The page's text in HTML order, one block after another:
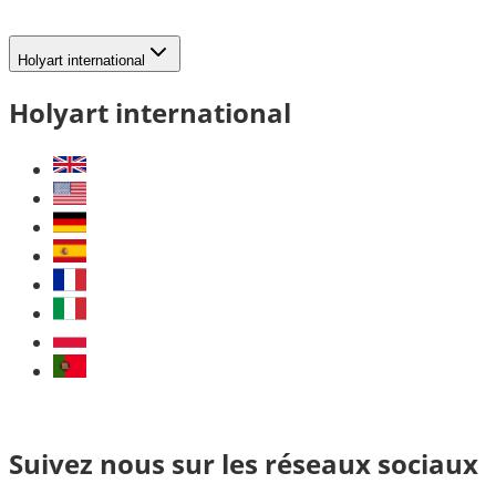
Holyart international
Holyart international
Suivez nous sur les réseaux sociaux